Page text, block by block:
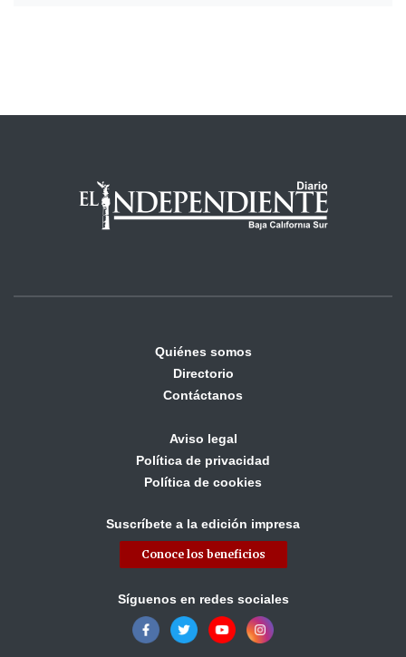
Quiénes somos
Directorio
Contáctanos
Aviso legal
Política de privacidad
Política de cookies
Suscríbete a la edición impresa
Conoce los beneficios
Síguenos en redes sociales